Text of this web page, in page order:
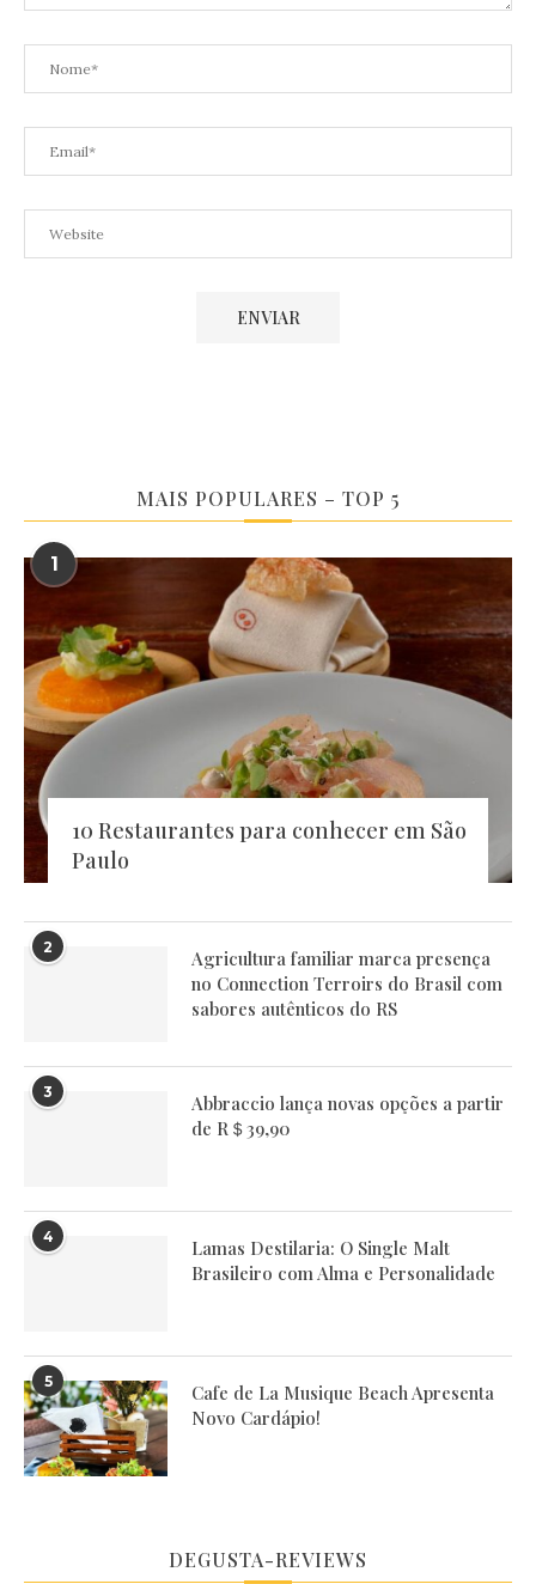
MAIS POPULARES – TOP 5
1
10 Restaurantes para conhecer em São
Paulo
2
Agricultura familiar marca presença
no Connection Terroirs do Brasil com
sabores autênticos do RS
3
Abbraccio lança novas opções a partir
de R＄39,90
4
Lamas Destilaria: O Single Malt
Brasileiro com Alma e Personalidade
5
Cafe de La Musique Beach Apresenta
Novo Cardápio!
DEGUSTA-REVIEWS